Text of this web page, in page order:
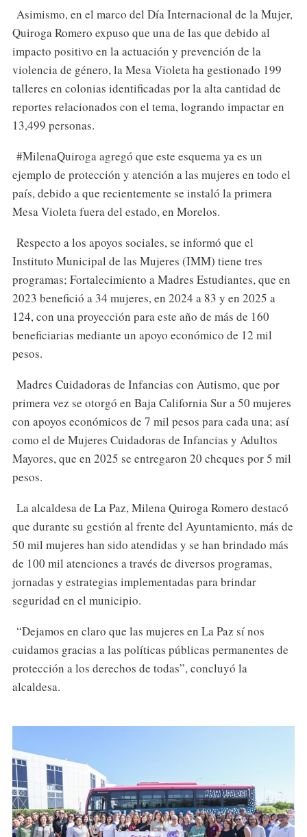
Asimismo, en el marco del Día Internacional de la Mujer,
Quiroga Romero expuso que una de las que debido al
impacto positivo en la actuación y prevención de la
violencia de género, la Mesa Violeta ha gestionado 199
talleres en colonias identificadas por la alta cantidad de
reportes relacionados con el tema, logrando impactar en
13,499 personas.
#MilenaQuiroga agregó que este esquema ya es un
ejemplo de protección y atención a las mujeres en todo el
país, debido a que recientemente se instaló la primera
Mesa Violeta fuera del estado, en Morelos.
Respecto a los apoyos sociales, se informó que el
Instituto Municipal de las Mujeres (IMM) tiene tres
programas; Fortalecimiento a Madres Estudiantes, que en
2023 benefició a 34 mujeres, en 2024 a 83 y en 2025 a
124, con una proyección para este año de más de 160
beneficiarias mediante un apoyo económico de 12 mil
pesos.
Madres Cuidadoras de Infancias con Autismo, que por
primera vez se otorgó en Baja California Sur a 50 mujeres
con apoyos económicos de 7 mil pesos para cada una; así
como el de Mujeres Cuidadoras de Infancias y Adultos
Mayores, que en 2025 se entregaron 20 cheques por 5 mil
pesos.
La alcaldesa de La Paz, Milena Quiroga Romero destacó
que durante su gestión al frente del Ayuntamiento, más de
50 mil mujeres han sido atendidas y se han brindado más
de 100 mil atenciones a través de diversos programas,
jornadas y estrategias implementadas para brindar
seguridad en el municipio.
“Dejamos en claro que las mujeres en La Paz sí nos
cuidamos gracias a las políticas públicas permanentes de
protección a los derechos de todas”, concluyó la
alcaldesa.